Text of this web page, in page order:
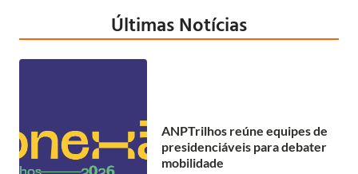
Últimas Notícias
ANPTrilhos reúne equipes de
presidenciáveis para debater
mobilidade